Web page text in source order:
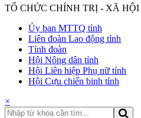
TỔ CHỨC CHÍNH TRỊ - XÃ HỘI
Ủy ban MTTQ tỉnh
Liên đoàn Lao động tỉnh
Tỉnh đoàn
Hội Nông dân tỉnh
Hội Liên hiệp Phụ nữ tỉnh
Hội Cựu chiến binh tỉnh
×